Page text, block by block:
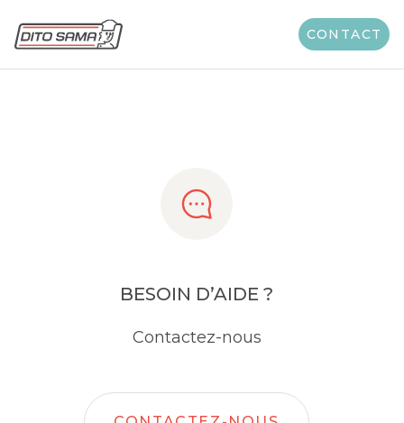
CONTACT
Share
BESOIN D’AIDE ?
Contactez-nous